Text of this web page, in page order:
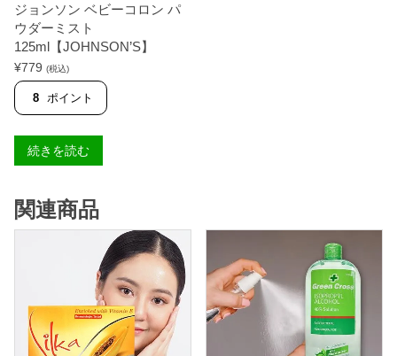
ジョンソン ベビーコロン パ
ウダーミスト
125ml【JOHNSON’S】
¥779 (税込)
8 ポイント
続きを読む
関連商品